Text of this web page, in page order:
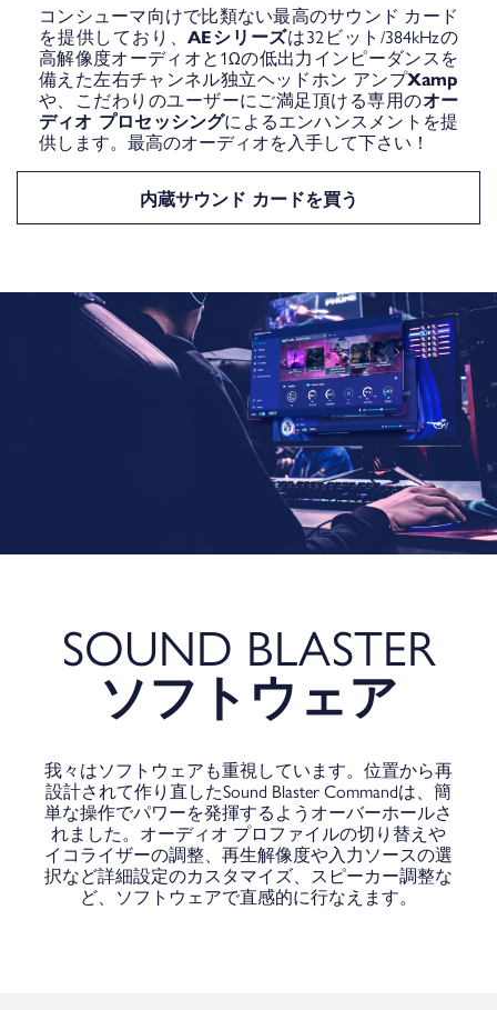
コンシューマ向けで比類ない最高のサウンド カード
を提供しており、AEシリーズは32ビット/384kHzの
高解像度オーディオと1Ωの低出力インピーダンスを
備えた左右チャンネル独立ヘッドホン アンプXamp
や、こだわりのユーザーにご満足頂ける専用のオー
ディオ プロセッシングによるエンハンスメントを提
供します。最高のオーディオを入手して下さい！
内蔵サウンド カードを買う
SOUND BLASTER
ソフトウェア
我々はソフトウェアも重視しています。位置から再
設計されて作り直したSound Blaster Commandは、簡
単な操作でパワーを発揮するようオーバーホールさ
れました。オーディオ プロファイルの切り替えや
イコライザーの調整、再生解像度や入力ソースの選
択など詳細設定のカスタマイズ、スピーカー調整な
ど、ソフトウェアで直感的に行なえます。